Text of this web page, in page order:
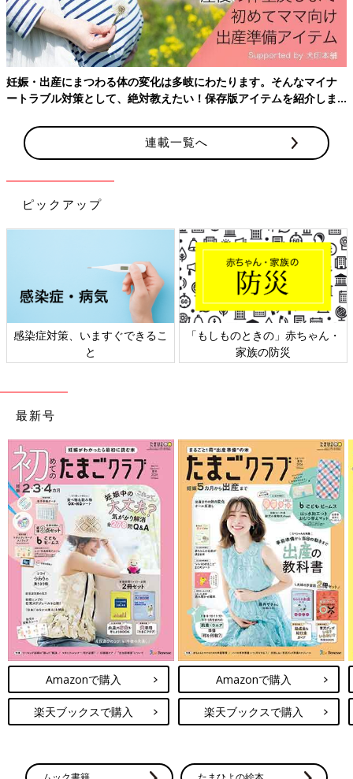
事務所でパートとして働き始めましたが、仕事・家事・育児で大
忙しの毎日を送る中で「もっと時間を有効に使える方法はないか
な？」と考えるようになり、在宅で働こうと決意。在宅秘書にな
る前は、個人事業主として翻訳や英語を使う業務の委託を受けて
いたといいます。
「個人事業主は自分の裁量で仕事ができるという魅力はあるので
すが、収入が安定せず、仕事の幅が広がらないという課題も感じ
ていました。そんなとき、PwC Japanグループの在宅秘書の公募
を見て、フルタイム勤務でありながら在宅で働けるという点に魅
力を感じ、応募してみることに。面接の場で、PwC Japanグルー
プが在宅秘書を導入したのは『家庭も仕事も大切にしたいという
女性の願いを叶える働き方を普及させたい』という思いがあるか
らだという熱意のこもったお話を聞いて、ぜひ挑戦してみたいと
個人事業主として仕事をしていたときは、納期直前には土日返上
で働くこともあったという相原さん。現在は土日はお休みなの
で、オンとオフのメリハリがしっかりつくようになったそうで
す。
状況にある人たちの働き方の選択肢を増やすことにもつながるは
ず。だから、在宅でも出社している人と比べて遜色なく働けると
身をもって証明できるように、在宅秘書の仕事を究めていきたい
です」と在宅秘書への前向きな思いを語ってくれました。
会社で働くか、個人で働くかという二者択一を迫られる時代か
ら、会社に属しながらも自分のペースで働くという道が選べる時
代へ。在宅秘書は、ママたちが自分の能力を活かして自分らしく
働くことを可能にする、新しい時代に合ったワークスタイルなの
かもしれませんね。
文／安永 美穂
早稲田大学卒業後、出版社勤務を経て、フリーライターとして独
立。ベネッセコーポレーション進研ゼミの情報誌などで、受験・
進路・キャリアにまつわる記事や人物インタビューを数多く手が
ける。また、1児の子育て経験や 保活経験を生かし、雑誌やウェ
ブサイトで、子育て・ワーキングマザーの生き方・企業の両立支
援策などについての取材・執筆も行っている。
妊娠・出産にまつわる体の変化は多岐にわたります。そんなマイナ
ートラブル対策として、絶対教えたい！保存版アイテムを紹介しま
連載一覧へ
ピックアップ
感染症対策、いますぐできるこ
と
「もしものときの」赤ちゃん・
家族の防災
最新号
Amazonで購入
楽天ブックスで購入
Amazonで購入
楽天ブックスで購入